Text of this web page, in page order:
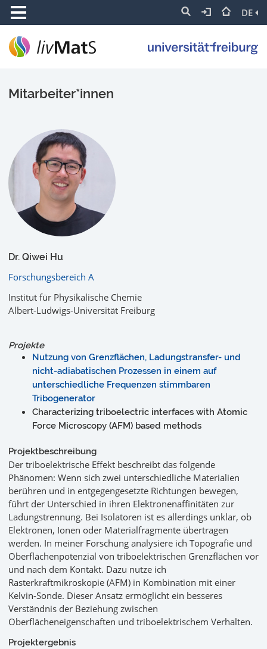
DE
Mitarbeiter*innen
Dr. Qiwei Hu
Forschungsbereich A
Institut für Physikalische Chemie
Albert-Ludwigs-Universität Freiburg
Projekte
Nutzung von Grenzflächen, Ladungstransfer- und
nicht-adiabatischen Prozessen in einem auf
unterschiedliche Frequenzen stimmbaren
Tribogenerator
Characterizing triboelectric interfaces with Atomic
Force Microscopy (AFM) based methods
Projektbeschreibung
Der triboelektrische Effekt beschreibt das folgende
Phänomen: Wenn sich zwei unterschiedliche Materialien
berühren und in entgegengesetzte Richtungen bewegen,
führt der Unterschied in ihren Elektronenaffinitäten zur
Ladungstrennung. Bei Isolatoren ist es allerdings unklar, ob
Elektronen, Ionen oder Materialfragmente übertragen
werden. In meiner Forschung analysiere ich Topografie und
Oberflächenpotenzial von triboelektrischen Grenzflächen vor
und nach dem Kontakt. Dazu nutze ich
Rasterkraftmikroskopie (AFM) in Kombination mit einer
Kelvin-Sonde. Dieser Ansatz ermöglicht ein besseres
Verständnis der Beziehung zwischen
Oberflächeneigenschaften und triboelektrischem Verhalten.
Projektergebnis